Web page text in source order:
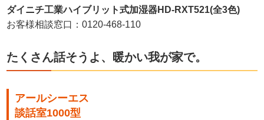
ダイニチ工業ハイブリット式加湿器HD-RXT521(全3色)
お客様相談窓口：0120-468-110
たくさん話そうよ、暖かい我が家で。
アールシーエス
談話室1000型